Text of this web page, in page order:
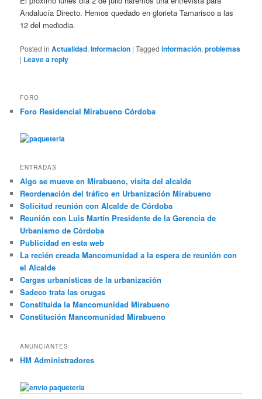
Andalucía Directo. Hemos quedado en glorieta Tamarisco a las
12 del mediodia.
Posted in Actualidad,Informacion |Tagged información,problemas
| Leave a reply
FORO
Foro Residencial Mirabueno Córdoba
ENTRADAS
Algo se mueve en Mirabueno, visita del alcalde
Reordenación del tráfico en Urbanización Mirabueno
Solicitud reunión con Alcalde de Córdoba
Reunión con Luis Martín Presidente de la Gerencia de
Urbanismo de Córdoba
Publicidad en esta web
La recién creada Mancomunidad a la espera de reunión con
el Alcalde
Cargas urbanísticas de la urbanización
Sadeco trata las orugas
Constituida la Mancomunidad Mirabueno
Constitución Mancomunidad Mirabueno
ANUNCIANTES
HM Administradores